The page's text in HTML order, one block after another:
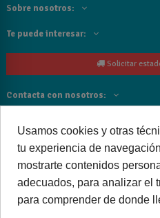
Sobre nosotros:
Te puede interesar:
Solicitar
Contacta con nosotros:
Cancelar o devolver un pedido
Usamos cookies y otras
tu experiencia de
mostrarte contenidos
adecuados, para analizar el
para comprender de donde